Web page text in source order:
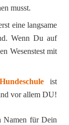
musst.
eine langsame
Wenn Du auf
Wesenstest mit
Hundeschule
ist
vor allem DU!
Namen für Dein